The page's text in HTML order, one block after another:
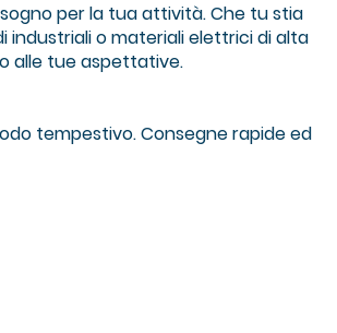
per la tua attività. Che tu stia
industriali o materiali elettrici di alta
alle tue aspettative.
tempestivo. Consegne rapide ed